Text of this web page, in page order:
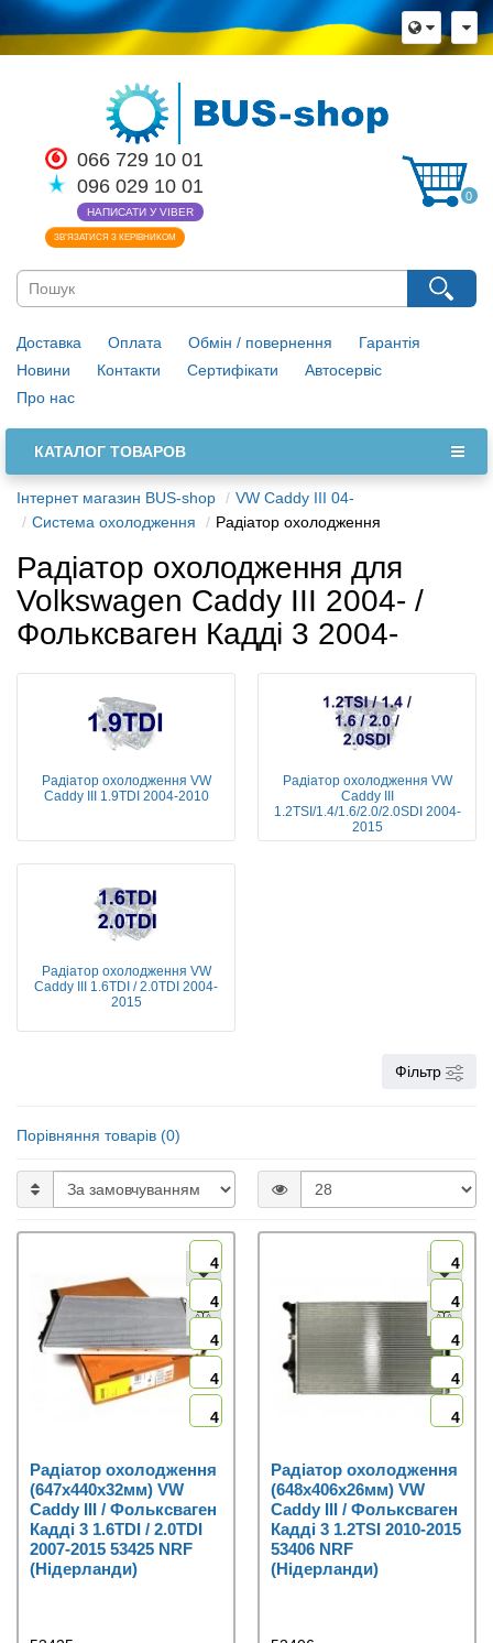
066 729 10 01
096 029 10 01
НАПИСАТИ У VIBER
ЗВ’ЯЗАТИСЯ З КЕРІВНИКОМ
0
Доставка Оплата Обмін / повернення
Гарантія
Новини
Контакти Сертифікати
Автосервіс
Про нас
КАТАЛОГ ТОВАРОВ
Інтернет магазин BUS-shop
VW Caddy III 04-
Система охолодження
Радіатор охолодження
Радіатор охолодження для
Volkswagen Caddy III 2004- /
Фольксваген Кадді 3 2004-
Радіатор охолодження VW
Caddy III 1.9TDI 2004-2010
Радіатор охолодження VW
Caddy III
1.2TSI/1.4/1.6/2.0/2.0SDI 2004-
2015
Радіатор охолодження VW
Caddy III 1.6TDI / 2.0TDI 2004-
2015
Фільтр
Порівняння товарів (0)
4
4
4
4
4
Радіатор охолодження
(647x440x32мм) VW
Caddy III / Фольксваген
Кадді 3 1.6TDI / 2.0TDI
2007-2015 53425 NRF
(Нідерланди)
4
4
4
4
4
Радіатор охолодження
(648x406x26мм) VW
Caddy III / Фольксваген
Кадді 3 1.2TSI 2010-2015
53406 NRF
(Нідерланди)